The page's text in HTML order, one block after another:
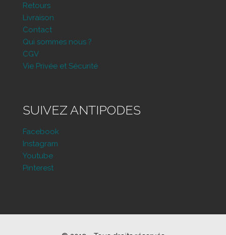
Retours
Livraison
Contact
Qui sommes nous ?
CGV
Vie Privée et Sécurité
SUIVEZ ANTIPODES
Facebook
Instagram
Youtube
Pinterest